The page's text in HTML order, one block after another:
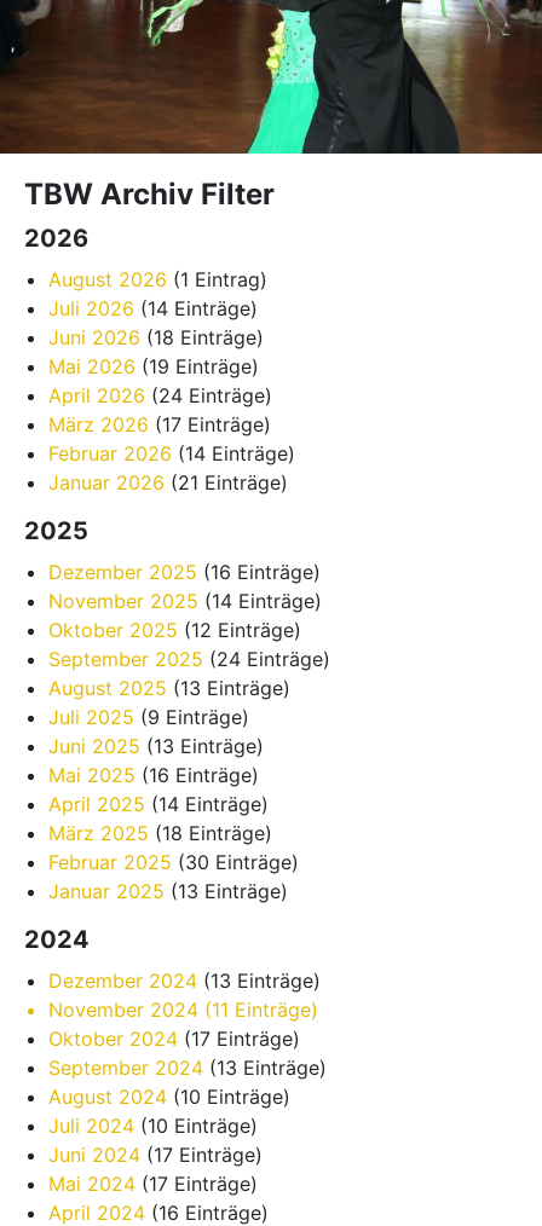
TBW Archiv Filter
2026
August 2026 (1 Eintrag)
Juli 2026 (14 Einträge)
Juni 2026 (18 Einträge)
Mai 2026 (19 Einträge)
April 2026 (24 Einträge)
März 2026 (17 Einträge)
Februar 2026 (14 Einträge)
Januar 2026 (21 Einträge)
2025
Dezember 2025 (16 Einträge)
November 2025 (14 Einträge)
Oktober 2025 (12 Einträge)
September 2025 (24 Einträge)
August 2025 (13 Einträge)
Juli 2025 (9 Einträge)
Juni 2025 (13 Einträge)
Mai 2025 (16 Einträge)
April 2025 (14 Einträge)
März 2025 (18 Einträge)
Februar 2025 (30 Einträge)
Januar 2025 (13 Einträge)
2024
Dezember 2024 (13 Einträge)
November 2024 (11 Einträge)
Oktober 2024 (17 Einträge)
September 2024 (13 Einträge)
August 2024 (10 Einträge)
Juli 2024 (10 Einträge)
Juni 2024 (17 Einträge)
Mai 2024 (17 Einträge)
April 2024 (16 Einträge)